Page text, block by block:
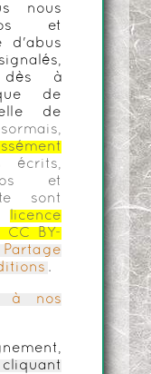
nous
et
d'abus
dès à
de
de
écrits,
et
sont
licence
CC BY-
.
à nos